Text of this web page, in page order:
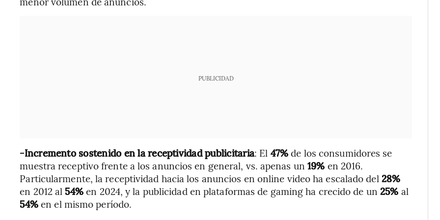
PUBLICIDAD
-Incremento sostenido en la receptividad publicitaria: El 47%de los consumidores se
muestra receptivo frente a los anuncios en general, vs. apenas un 19% en 2016.
Particularmente, la receptividad hacia los anuncios en online video ha escalado del 28%
en 2012 al 54%en 2024, y la publicidad en plataformas de gaming ha crecido de un 25% al
54%en el mismo período.